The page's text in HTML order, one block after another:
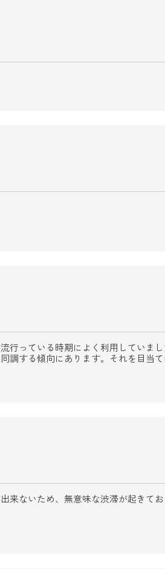
行っている時期によく利用していま
調する傾向にあります。それを目当
来ないため、無意味な渋滞が起きて